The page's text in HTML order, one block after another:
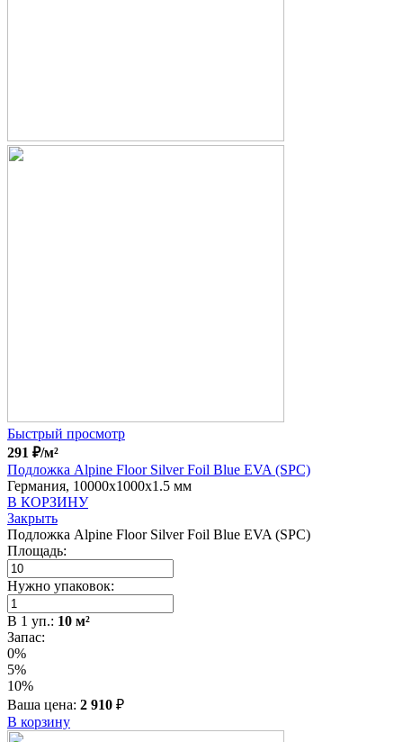
Быстрый просмотр
291 ₽/м²
Подложка Alpine Floor Silver Foil Blue EVA (SPC)
Германия, 10000x1000x1.5 мм
В КОРЗИНУ
Закрыть
Подложка Alpine Floor Silver Foil Blue EVA (SPC)
Площадь:
Нужно упаковок:
В 1 уп.: 10 м²
Запас:
0%
5%
10%
Ваша цена: 2 910 ₽
В корзину